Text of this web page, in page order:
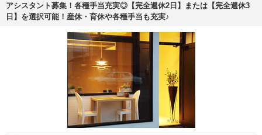
アシスタント募集！各種手当充実◎【完全週休2日】または【完全週休3
日】を選択可能！産休・育休や各種手当も充実♪